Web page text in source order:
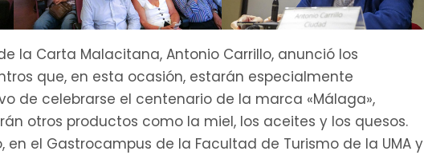
la Carta Malacitana, Antonio Carrillo, anunció los
que, en esta ocasión, estarán especialmente
de celebrarse el centenario de la marca «Málaga»,
otros productos como la miel, los aceites y los quesos.
en el Gastrocampus de la Facultad de Turismo de la UMA y